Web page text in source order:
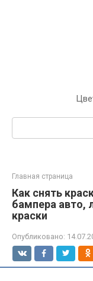
Главная страница
Как снять
бампера авто,
краски
Опубликовано: